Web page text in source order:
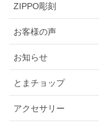
ZIPPO彫刻
お客様の声
お知らせ
とまチョップ
アクセサリー